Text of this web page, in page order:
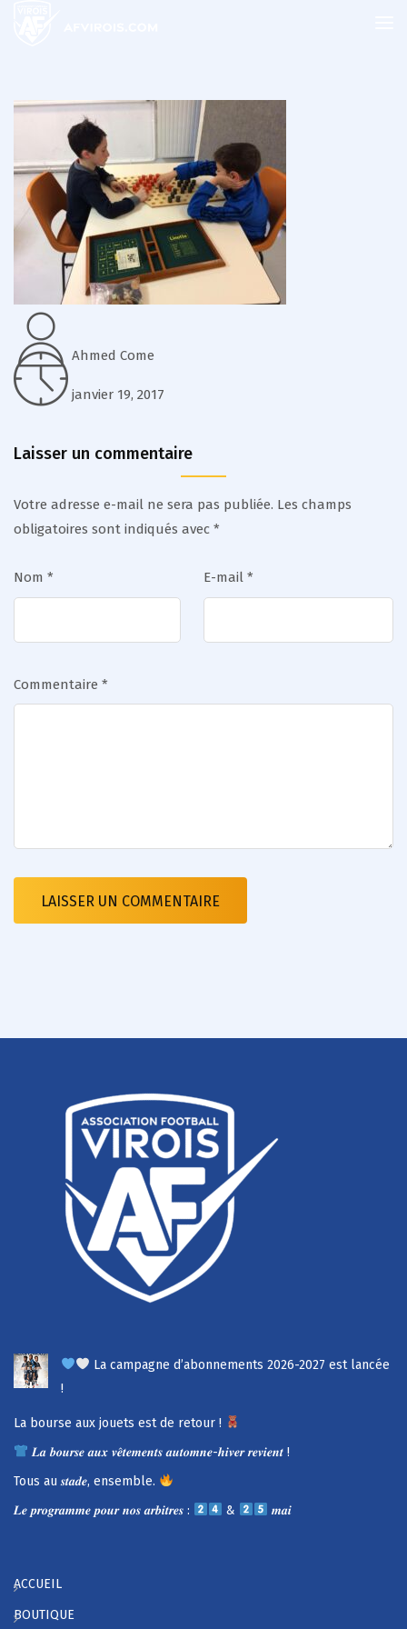
Ahmed Come
janvier 19, 2017
Laisser un commentaire
Votre adresse e-mail ne sera pas publiée. Les champs
obligatoires sont indiqués avec *
Nom * E-mail *
Commentaire *
La campagne d’abonnements 2026-2027 est lancée
!
La bourse aux jouets est de retour !
𝑳𝒂 𝒃𝒐𝒖𝒓𝒔𝒆 𝒂𝒖𝒙 𝒗𝒆̂𝒕𝒆𝒎𝒆𝒏𝒕𝒔 𝒂𝒖𝒕𝒐𝒎𝒏𝒆-𝒉𝒊𝒗𝒆𝒓 𝒓𝒆𝒗𝒊𝒆𝒏𝒕 !
Tous au 𝒔𝒕𝒂𝒅𝒆, ensemble.
𝑳𝒆 𝒑𝒓𝒐𝒈𝒓𝒂𝒎𝒎𝒆 𝒑𝒐𝒖𝒓 𝒏𝒐𝒔 𝒂𝒓𝒃𝒊𝒕𝒓𝒆𝒔 :
& 𝒎𝒂𝒊
ACCUEIL
BOUTIQUE